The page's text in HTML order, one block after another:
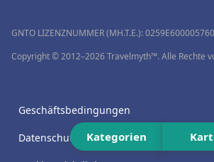
Kategorien
GNTO LIZENZNUMMER (MH.T.E.):
Copyright © 2012–2026 Travelmyth™. Alle Rechte
Geschäftsbedingungen
Datenschutzrichtlinie